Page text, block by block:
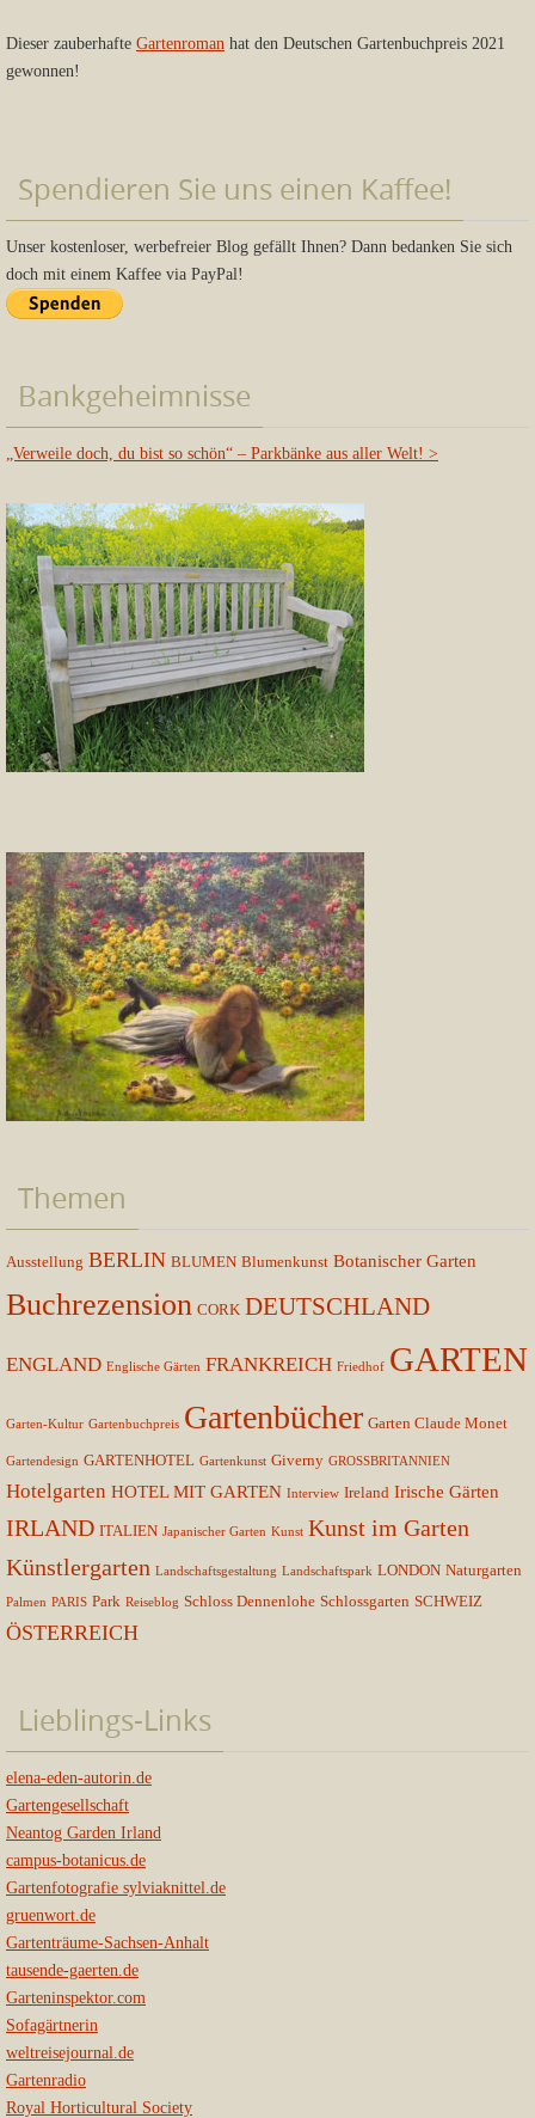
Dieser zauberhafte Gartenroman hat den Deutschen Gartenbuchpreis 2021
gewonnen!
Spendieren Sie uns einen Kaffee!
Unser kostenloser, werbefreier Blog gefällt Ihnen? Dann bedanken Sie sich
doch mit einem Kaffee via PayPal!
Bankgeheimnisse
„Verweile doch, du bist so schön“ – Parkbänke aus aller Welt! >
Themen
Ausstellung BERLIN BLUMEN Blumenkunst Botanischer Garten
Buchrezension CORK DEUTSCHLAND
ENGLAND Englische Gärten FRANKREICH Friedhof GARTEN
Garten-Kultur Gartenbuchpreis Gartenbücher Garten Claude Monet
Gartendesign GARTENHOTEL Gartenkunst Giverny GROSSBRITANNIEN
Hotelgarten HOTEL MIT GARTEN Interview Ireland Irische Gärten
IRLAND ITALIEN Japanischer Garten Kunst Kunst im Garten
Künstlergarten Landschaftsgestaltung Landschaftspark LONDON Naturgarten
Palmen PARIS Park Reiseblog Schloss Dennenlohe Schlossgarten SCHWEIZ
ÖSTERREICH
Lieblings-Links
elena-eden-autorin.de
Gartengesellschaft
Neantog Garden Irland
campus-botanicus.de
Gartenfotografie sylviaknittel.de
gruenwort.de
Gartenträume-Sachsen-Anhalt
tausende-gaerten.de
Garteninspektor.com
Sofagärtnerin
weltreisejournal.de
Gartenradio
Royal Horticultural Society